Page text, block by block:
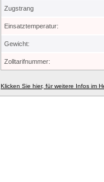
Zugstrang
Einsatztemperatur:
Gewicht:
Zolltarifnummer:
Klicken Sie hier, für weitere Infos im